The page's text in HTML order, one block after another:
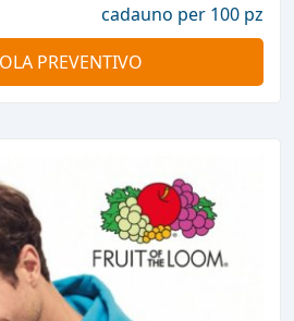
cadauno per 100 pz
PREVENTIVO